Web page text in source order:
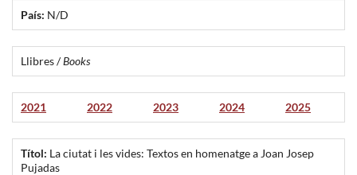
País: N/D
Llibres /Books
2021 2022 2023 2024 2025
Títol: La ciutat i les vides: Textos en homenatge a Joan Josep
Pujadas